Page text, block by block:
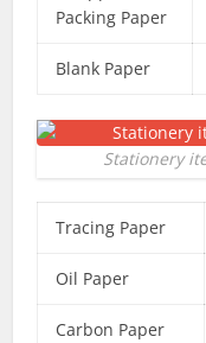
Packing Paper
Blank Paper
Stationery
Tracing Paper
Oil Paper
Carbon Paper